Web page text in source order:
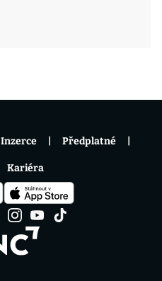
Inzerce Předplatné
Kariéra